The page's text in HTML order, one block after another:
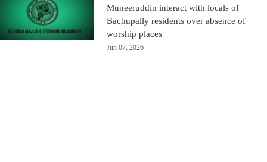
Muneeruddin interact with locals of
Bachupally residents over absence of
worship places
Jun 07, 2026